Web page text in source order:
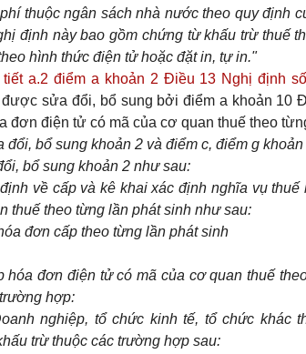
thuộc ngân sách nhà nước theo quy định
định này bao gồm chứng từ khấu trừ thuế
hình thức điện tử hoặc đặt in, tự in."
tiết a.2 điểm a khoản 2 Điều 13 Nghị định
được sửa đổi, bổ sung bởi điểm a khoản 10
đơn điện tử có mã của cơ quan thuế theo
đổi, bổ sung khoản 2 và điểm c, điểm g
bổ sung khoản 2 như sau:
về cấp và kê khai xác định nghĩa vụ
thuế theo từng lần phát sinh như sau:
đơn cấp theo từng lần phát sinh
hóa đơn điện tử có mã của cơ quan thuế
hợp:
nghiệp, tổ chức kinh tế, tổ chức khác
trừ thuộc các trường hợp sau: